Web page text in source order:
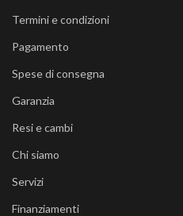
Termini e condizioni
Pagamento
Spese di consegna
Garanzia
Resi e cambi
Chi siamo
Servizi
Finanziamenti